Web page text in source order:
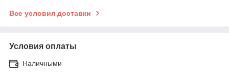
Все условия доставки
Условия оплаты
Наличными